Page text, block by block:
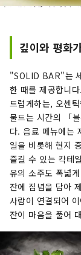
깊이와 평화
"SOLID BAR"는
한 때를 제공합니
드럽게하는, 오센
물드는 시간의 「
다. 음료 메뉴에는
일을 비롯해 현지
즐길 수 있는 칵테
유의 소주도 폭넓
잔에 집념을 담아
사람이 연결되어
잔이 마음을 풀어